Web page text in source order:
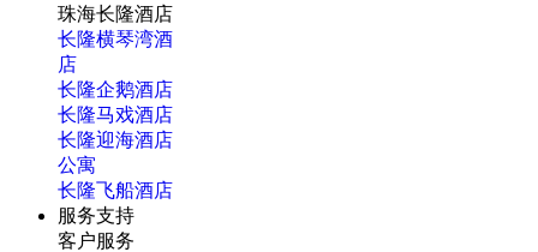
珠海长隆酒店
长隆横琴湾酒
店
长隆企鹅酒店
长隆马戏酒店
长隆迎海酒店
公寓
长隆飞船酒店
服务支持
客户服务